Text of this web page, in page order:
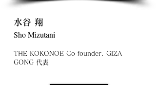
水谷 翔
Sho Mizutani
THE KOKONOE Co-founder. GIZA
GONG 代表